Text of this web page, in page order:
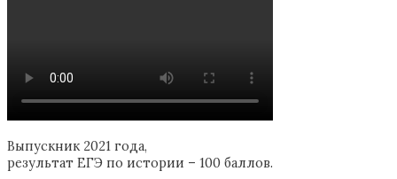
Выпускник 2021 года,
результат ЕГЭ по истории – 100 баллов.